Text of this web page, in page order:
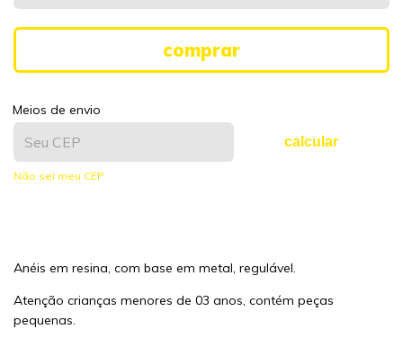
Meios de envio
calcular
Não sei meu CEP
Anéis em resina, com base em metal, regulável.
Atenção crianças menores de 03 anos, contém peças
pequenas.